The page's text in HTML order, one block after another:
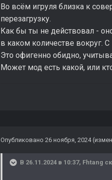
Во всём игруля близка к
перезагрузку.
Как бы ты не действовал -
в каком количестве вокруг.
Это офигенно обидно,
Может мод есть какой, или
Опубликовано 26 ноября, 2024
В 26.11.2024 в 10:37, Fhtang